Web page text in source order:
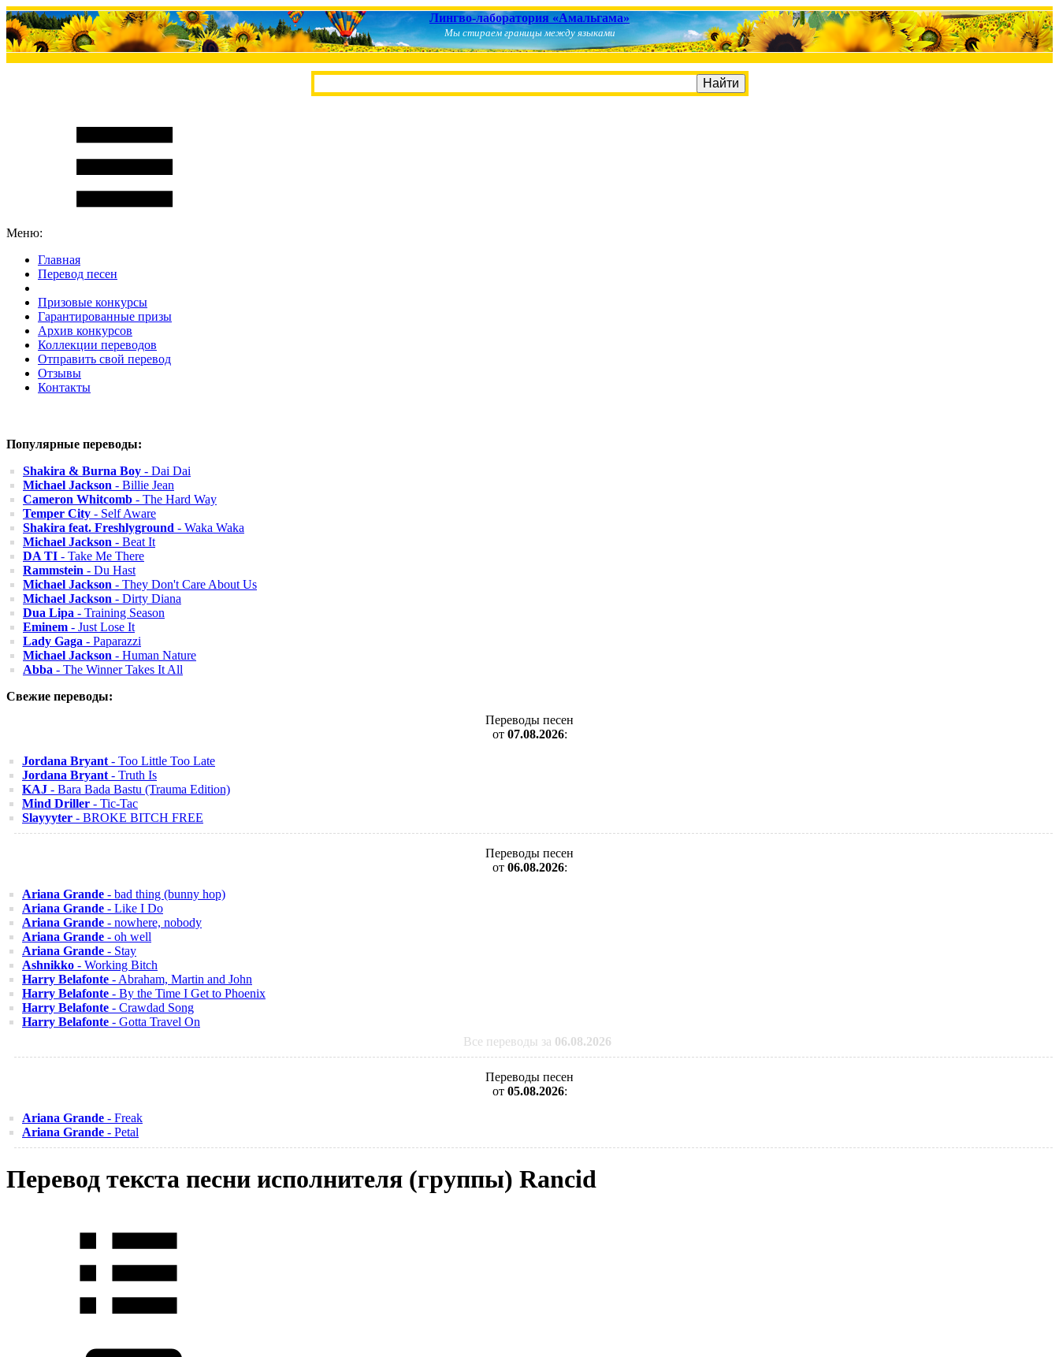
Лингво-лаборатория «Амальгама»
Мы стираем границы между языками
Меню:
Главная
Перевод песен
Призовые конкурсы
Гарантированные призы
Архив конкурсов
Коллекции переводов
Отправить свой перевод
Отзывы
Контакты
Популярные переводы:
Shakira & Burna Boy - Dai Dai
Michael Jackson - Billie Jean
Cameron Whitcomb - The Hard Way
Temper City - Self Aware
Shakira feat. Freshlyground - Waka Waka
Michael Jackson - Beat It
DA TI - Take Me There
Rammstein - Du Hast
Michael Jackson - They Don't Care About Us
Michael Jackson - Dirty Diana
Dua Lipa - Training Season
Eminem - Just Lose It
Lady Gaga - Paparazzi
Michael Jackson - Human Nature
Abba - The Winner Takes It All
Свежие переводы:
Переводы песен
от 07.08.2026:
Jordana Bryant - Too Little Too Late
Jordana Bryant - Truth Is
KAJ - Bara Bada Bastu (Trauma Edition)
Mind Driller - Tic-Tac
Slayyyter - BROKE BITCH FREE
Переводы песен
от 06.08.2026:
Ariana Grande - bad thing (bunny hop)
Ariana Grande - Like I Do
Ariana Grande - nowhere, nobody
Ariana Grande - oh well
Ariana Grande - Stay
Ashnikko - Working Bitch
Harry Belafonte - Abraham, Martin and John
Harry Belafonte - By the Time I Get to Phoenix
Harry Belafonte - Crawdad Song
Harry Belafonte - Gotta Travel On
Все переводы за 06.08.2026
Переводы песен
от 05.08.2026:
Ariana Grande - Freak
Ariana Grande - Petal
Перевод текста песни исполнителя (группы) Rancid